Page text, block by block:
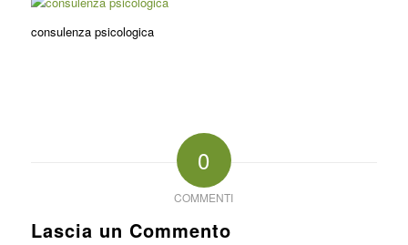
consulenza psicologica
0
COMMENTI
Lascia un Commento